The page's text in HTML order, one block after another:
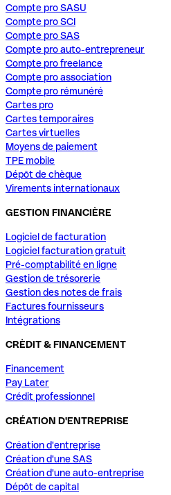
Compte pro SASU
Compte pro SCI
Compte pro SAS
Compte pro auto-entrepreneur
Compte pro freelance
Compte pro association
Compte pro rémunéré
Cartes pro
Cartes temporaires
Cartes virtuelles
Moyens de paiement
TPE mobile
Dépôt de chèque
Virements internationaux
GESTION FINANCIÈRE
Logiciel de facturation
Logiciel facturation gratuit
Pré-comptabilité en ligne
Gestion de trésorerie
Gestion des notes de frais
Factures fournisseurs
Intégrations
CRÈDIT & FINANCEMENT
Financement
Pay Later
Crédit professionnel
CRÉATION D'ENTREPRISE
Création d'entreprise
Création d'une SAS
Création d'une auto-entreprise
Dépôt de capital